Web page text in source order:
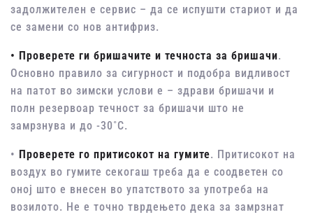
задолжителен е сервис – да се испушти стариот и да
се замени со нов антифриз.
• Проверете ги бришачите и течноста за бришачи.
Основно правило за сигурност и подобра видливост
на патот во зимски услови е – здрави бришачи и
полн резервоар течност за бришачи што не
замрзнува и до -30˚С.
• Проверете го притисокот на гумите. Притисокот на
воздух во гумите секогаш треба да е соодветен со
оној што е внесен во упатството за употреба на
возилото. Не е точно тврдењето дека за замрзнат